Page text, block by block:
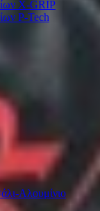
X-GRIP
P-Tech
Αλουμίνιο